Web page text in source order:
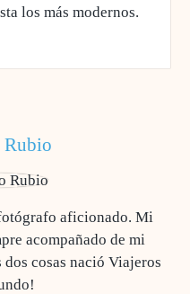
los más modernos.
Rubio
aficionado. Mi
acompañado de mi
dos cosas nació Viajeros